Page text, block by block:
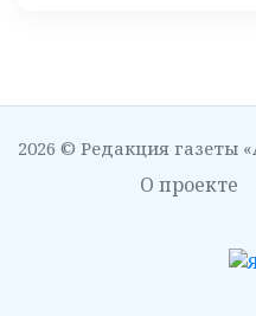
2026 © Редакция газеты
О проекте